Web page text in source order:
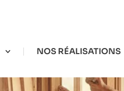
NOS RÉALISATIONS